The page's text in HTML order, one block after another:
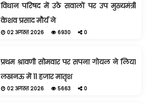
विधान परिषद में उठे सवालों पर उप मुख्यमंत्री
केशव प्रसाद मौर्य ने
02 अगस्त 2026 6930 0
प्रथम श्रावणी सोमवार पर सपना गोयल ने लिया
लखनऊ में 11 हजार मातृश
02 अगस्त 2026 5663 0